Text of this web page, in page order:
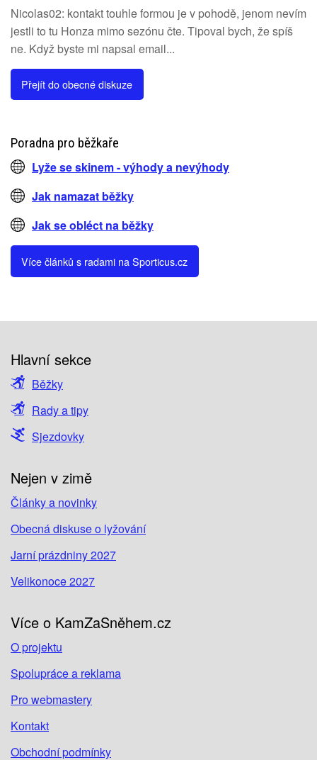
Nicolas02: kontakt touhle formou je v pohodě, jenom nevím
jestli to tu Honza mimo sezónu čte. Tipoval bych, že spíš
ne. Když byste mi napsal email...
Přejít do obecné diskuze
Poradna pro běžkaře
Lyže se skinem - výhody a nevýhody
Jak namazat běžky
Jak se obléct na běžky
Více článků s radami na Sporticus.cz
Hlavní sekce
Běžky
Rady a tipy
Sjezdovky
Nejen v zimě
Články a novinky
Obecná diskuse o lyžování
Jarní prázdniny 2027
Velikonoce 2027
Více o KamZaSněhem.cz
O projektu
Spolupráce a reklama
Pro webmastery
Kontakt
Obchodní podmínky